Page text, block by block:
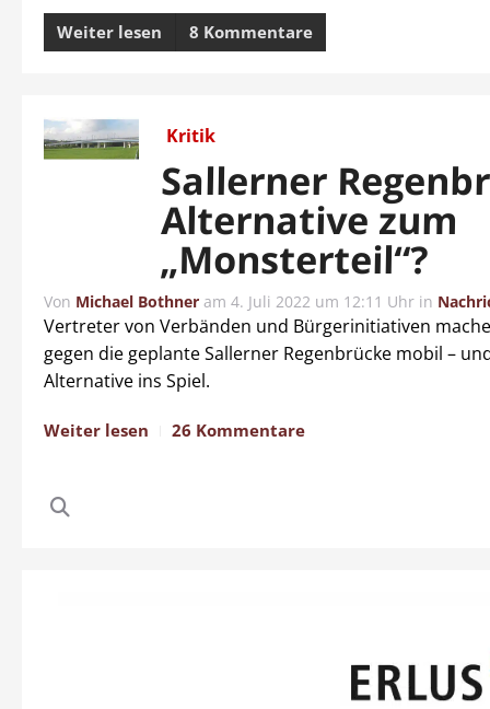
Weiter lesen 8 Kommentare
Kritik
Sallerner
Alternative zum
„Monsterteil“?
Von Michael Bothner am 4. Juli 2022 um 12:11 Uhr in
Vertreter von Verbänden und Bürgerinitiativen
gegen die geplante Sallerner Regenbrücke mobil –
Alternative ins Spiel.
Weiter lesen 26 Kommentare